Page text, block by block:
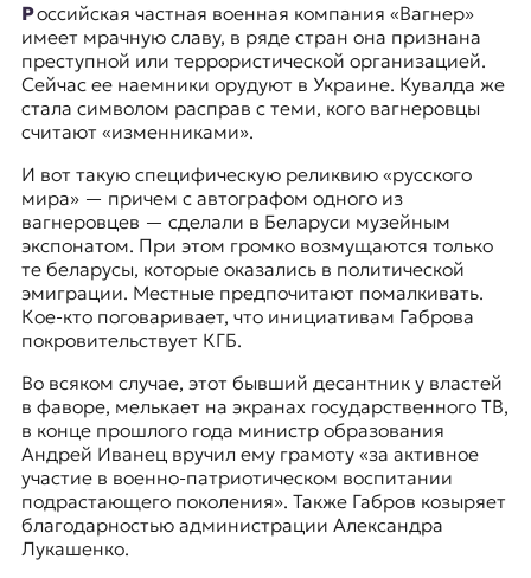
й
с
к
а
я
ж
у
р
н
а
л
и
с
т
и
к
а
в
п
е
р
е
в
Российская частная военная компания «Вагнер»
имеет мрачную славу, в ряде стран она признана
преступной или террористической организацией.
Сейчас ее наемники орудуют в Украине. Кувалда же
стала символом расправ с теми, кого вагнеровцы
считают «изменниками».
И вот такую специфическую реликвию «русского
мира» — причем с автографом одного из
вагнеровцев — сделали в Беларуси музейным
экспонатом. При этом громко возмущаются только
те беларусы, которые оказались в политической
эмиграции. Местные предпочитают помалкивать.
Кое-кто поговаривает, что инициативам Габрова
покровительствует КГБ.
Во всяком случае, этот бывший десантник у властей
в фаворе, мелькает на экранах государственного ТВ,
в конце прошлого года министр образования
Андрей Иванец вручил ему грамоту «за активное
участие в военно-патриотическом воспитании
подрастающего поколения». Также Габров козыряет
благодарностью администрации Александра
Лукашенко.